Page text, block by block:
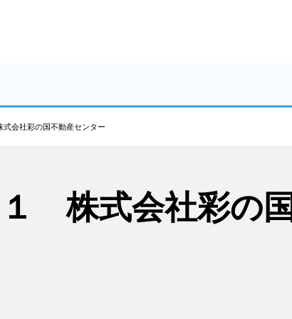
会社彩の国不動産センター
株式会社彩の